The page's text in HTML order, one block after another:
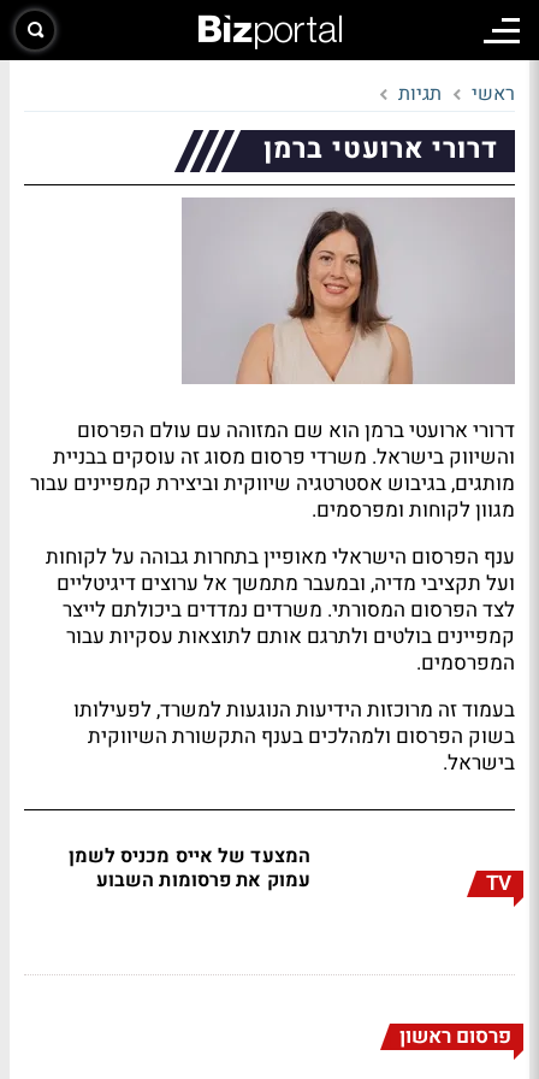
ראשי תגיות
דרורי ארועטי ברמן
דרורי ארועטי ברמן הוא שם המזוהה עם עולם הפרסום
והשיווק בישראל. משרדי פרסום מסוג זה עוסקים בבניית
מותגים, בגיבוש אסטרטגיה שיווקית וביצירת קמפיינים עבור
מגוון לקוחות ומפרסמים.
ענף הפרסום הישראלי מאופיין בתחרות גבוהה על לקוחות
ועל תקציבי מדיה, ובמעבר מתמשך אל ערוצים דיגיטליים
לצד הפרסום המסורתי. משרדים נמדדים ביכולתם לייצר
קמפיינים בולטים ולתרגם אותם לתוצאות עסקיות עבור
המפרסמים.
בעמוד זה מרוכזות הידיעות הנוגעות למשרד, לפעילותו
בשוק הפרסום ולמהלכים בענף התקשורת השיווקית
בישראל.
TV
המצעד של אייס מכניס לשמן
עמוק את פרסומות השבוע
פרסום ראשון